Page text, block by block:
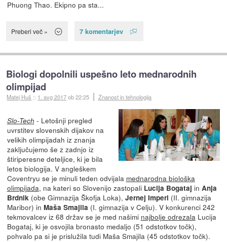
Phuong Thao. Ekipno pa sta...
Preberi več » 7 komentarjev
Biologi dopolnili uspešno leto mednarodnih
olimpijad
Matej Huš :: 1. avg 2017ob 22:25 Znanost in tehnologija
Slo-Tech - Letošnji pregled
uvrstitev slovenskih dijakov na
velikih olimpijadah iz znanja
zaključujemo še z zadnjo iz
štiriperesne deteljice, ki je bila
letos biologija. V angleškem
Coventryu se je minuli teden odvijala mednarodna biološka
olimpijada, na kateri so Slovenijo zastopali Lucija Bogataj in Anja
Brdnik(obe Gimnazija Škofja Loka), Jernej Imperl (II. gimnazija
Maribor) in Maša Smajila (I. gimnazija v Celju). V konkurenci 242
tekmovalcev iz 68 držav se je med našimi najbolje odrezalaLucija
Bogataj, ki je osvojila bronasto medaljo (51 odstotkov točk),
pohvalo pa si je prislužila tudi Maša Smajila (45 odstotkov točk).